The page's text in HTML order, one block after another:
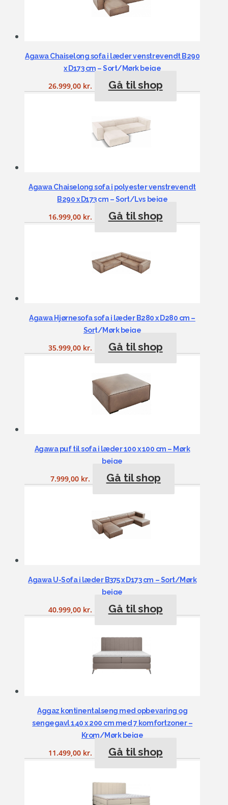
Agawa Chaiselong sofa i læder venstrevendt B290
x D173 cm – Sort/Mørk beige
26.999,00 kr. Gå til shop
Agawa Chaiselong sofa i polyester venstrevendt
B290 x D173 cm – Sort/Lys beige
16.999,00 kr. Gå til shop
Agawa Hjørnesofa sofa i læder B280 x D280 cm –
Sort/Mørk beige
35.999,00 kr. Gå til shop
Agawa puf til sofa i læder 100 x 100 cm – Mørk
beige
7.999,00 kr. Gå til shop
Agawa U-Sofa i læder B375 x D173 cm – Sort/Mørk
beige
40.999,00 kr. Gå til shop
Aggaz kontinentalseng med opbevaring og
sengegavl 140 x 200 cm med 7 komfortzoner –
Krom/Mørk beige
11.499,00 kr. Gå til shop